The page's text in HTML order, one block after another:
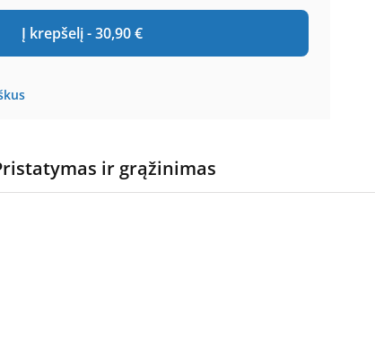
Į krepšelį -30,90€
ir grąžinimas